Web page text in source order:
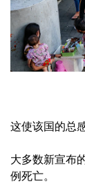
这使该国的总
大多数新宣布
例死亡。